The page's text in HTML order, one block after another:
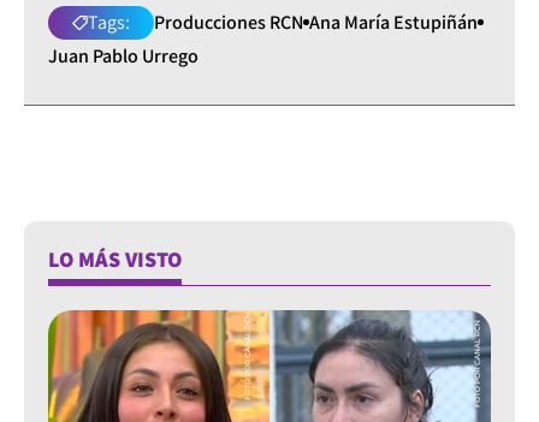
Tags: Producciones RCN Ana María Estupiñán
Juan Pablo Urrego
LO MÁS VISTO